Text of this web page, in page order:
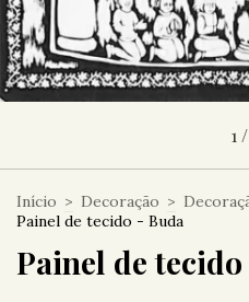
1 /
Início > Decoração >
Painel de tecido - Buda
Painel de